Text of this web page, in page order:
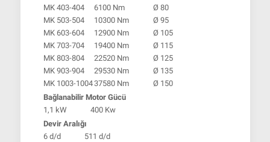
MK 403-404
6100 Nm
Ø 80
MK 503-504
10300 Nm
Ø 95
MK 603-604
12900 Nm
Ø 105
MK 703-704
19400 Nm
Ø 115
MK 803-804
22520 Nm
Ø 125
MK 903-904
29530 Nm
Ø 135
MK 1003-100437580 Nm
Ø 150
Bağlanabilir Motor Gücü
1,1 kW
400 Kw
Devir Aralığı
6 d/d
511 d/d